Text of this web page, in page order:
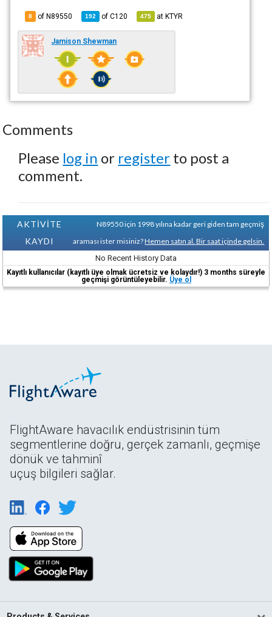
8 of N89550 192 ofC120 475 atKTYR
Jamison Shewman
Comments
Please log in or register to post a
comment.
AKTİVİTE
KAYDI
N89550 için 1998 yılına kadar geri giden tam geçmiş
araması ister misiniz?Hemen satın al. Bir saat içinde gelsin.
No Recent History Data
Kayıtlı kullanıcılar (kayıtlı üye olmak ücretsiz ve kolaydır!) 3 months süreyle
geçmişi görüntüleyebilir. Üye ol
FlightAware havacılık endüstrisinin tüm
segmentlerine doğru, gerçek zamanlı, geçmişe
dönük ve tahminî
uçuş bilgileri sağlar.